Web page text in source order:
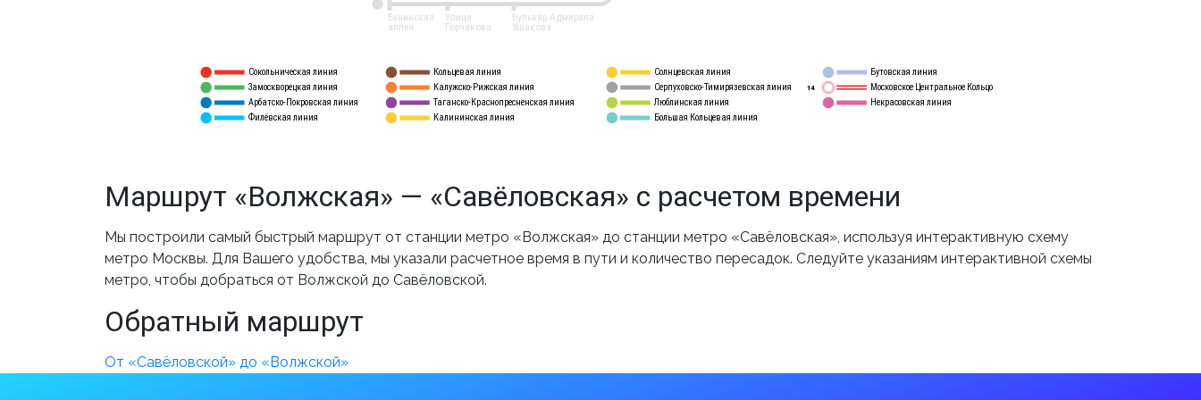
Сокольническая линия
Замоскворецкая линия
Арбатско-Покровская линия
Филёвская линия
Кольцевая линия
Калужско-Рижская линия
Таганско-Краснопресненская линия
Калининская линия
Солнцевская линия
Серпуховско-Тимирязевская линия
Люблинская линия
Бутовская линия
Московское Центральное Кольцо
Большая Кольцевая линия
Некрасовская линия
14
Бульвар Адмирала
Ушакова
Улица
Горчакова
Бунинская
аллея
Маршрут «Волжская» — «Савёловская» с расчетом времени
Мы построили самый быстрый маршрут от станции метро «Волжская» до станции метро «Савёловская», используя интерактивную схему
метро Москвы. Для Вашего удобства, мы указали расчетное время в пути и количество пересадок. Следуйте указаниям интерактивной схемы
метро, чтобы добраться от Волжской до Савёловской.
Обратный маршрут
От «Савёловской» до «Волжской»